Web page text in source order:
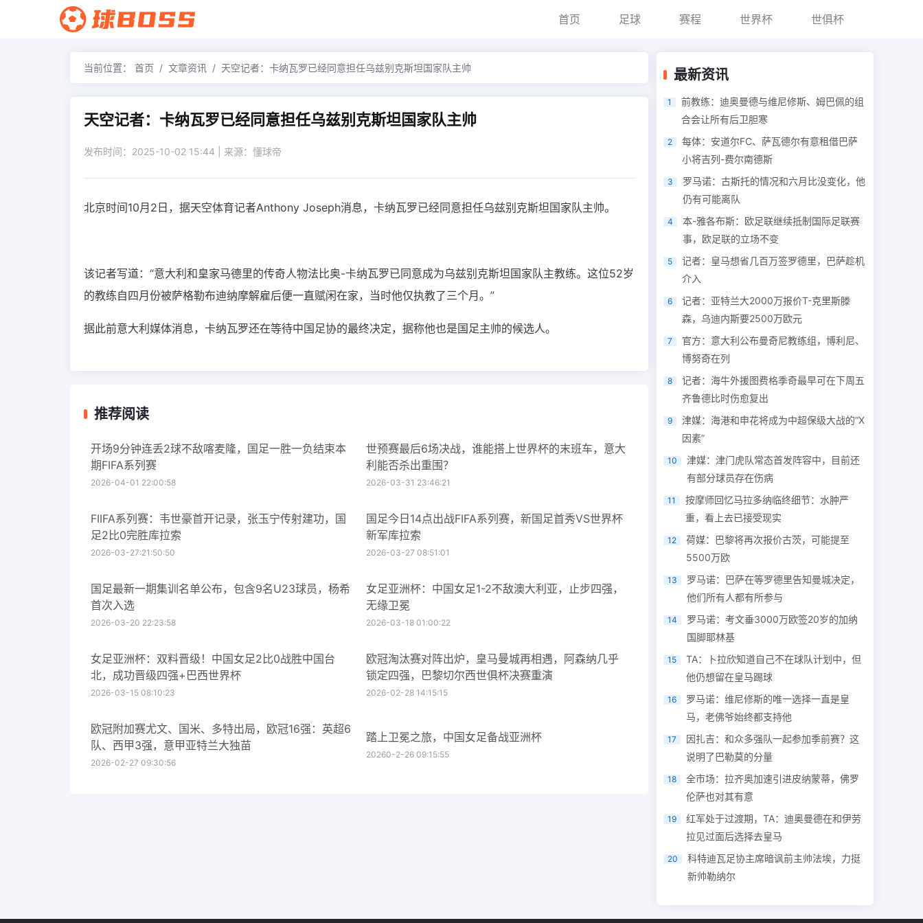
首页 足球 赛程 世界杯 世俱杯
当前位置： 首页 文章资讯 天空记者：卡纳瓦罗已经同意担任乌兹别克斯坦国家队主帅
天空记者：卡纳瓦罗已经同意担任乌兹别克斯坦国家队主帅
发布时间：2025-10-02 15:44 | 来源：懂球帝
北京时间10月2日，据天空体育记者Anthony Joseph消息，卡纳瓦罗已经同意担任乌兹别克斯坦国家队主帅。
该记者写道：“意大利和皇家马德里的传奇人物法比奥-卡纳瓦罗已同意成为乌兹别克斯坦国家队主教练。这位52岁
的教练自四月份被萨格勒布迪纳摩解雇后便一直赋闲在家，当时他仅执教了三个月。”
据此前意大利媒体消息，卡纳瓦罗还在等待中国足协的最终决定，据称他也是国足主帅的候选人。
推荐阅读
开场9分钟连丢2球不敌喀麦隆，国足一胜一负结束本
期FIFA系列赛
2026-04-01 22:00:58
世预赛最后6场决战，谁能搭上世界杯的末班车，意大
利能否杀出重围？
2026-03-31 23:46:21
FIIFA系列赛：韦世豪首开记录，张玉宁传射建功，国
足2比0完胜库拉索
2026-03-27:21:50:50
国足今日14点出战FIFA系列赛，新国足首秀VS世界杯
新军库拉索
2026-03-27 08:51:01
国足最新一期集训名单公布，包含9名U23球员，杨希
首次入选
2026-03-20 22:23:58
女足亚洲杯：中国女足1-2不敌澳大利亚，止步四强，
无缘卫冕
2026-03-18 01:00:22
女足亚洲杯：双料晋级！中国女足2比0战胜中国台
北，成功晋级四强+巴西世界杯
2026-03-15 08:10:23
欧冠淘汰赛对阵出炉，皇马曼城再相遇，阿森纳几乎
锁定四强，巴黎切尔西世俱杯决赛重演
2026-02-28 14:15:15
欧冠附加赛尤文、国米、多特出局，欧冠16强：英超6
队、西甲3强，意甲亚特兰大独苗
2026-02-27 09:30:56
踏上卫冕之旅，中国女足备战亚洲杯
20260-2-26 09:15:55
最新资讯
1
前教练：迪奥曼德与维尼修斯、姆巴佩的组
合会让所有后卫胆寒
2
每体：安道尔FC、萨瓦德尔有意租借巴萨
小将吉列-费尔南德斯
3
罗马诺：古斯托的情况和六月比没变化，他
仍有可能离队
4
本-雅各布斯：欧足联继续抵制国际足联赛
事，欧足联的立场不变
5
记者：皇马想省几百万签罗德里，巴萨趁机
介入
6
记者：亚特兰大2000万报价T-克里斯滕
森，乌迪内斯要2500万欧元
7
官方：意大利公布曼奇尼教练组，博利尼、
博努奇在列
8
记者：海牛外援图费格季奇最早可在下周五
齐鲁德比时伤愈复出
9
津媒：海港和申花将成为中超保级大战的“X
因素”
10
津媒：津门虎队常态首发阵容中，目前还
有部分球员存在伤病
11
按摩师回忆马拉多纳临终细节：水肿严
重，看上去已接受现实
12
荷媒：巴黎将再次报价古茨，可能提至
5500万欧
13
罗马诺：巴萨在等罗德里告知曼城决定，
他们所有人都有所参与
14
罗马诺：考文垂3000万欧签20岁的加纳
国脚耶林基
15
TA：卜拉欣知道自己不在球队计划中，但
他仍想留在皇马踢球
16
罗马诺：维尼修斯的唯一选择一直是皇
马，老佛爷始终都支持他
17
因扎吉：和众多强队一起参加季前赛？这
说明了巴勒莫的分量
18
全市场：拉齐奥加速引进皮纳蒙蒂，佛罗
伦萨也对其有意
19
红军处于过渡期，TA：迪奥曼德在和伊劳
拉见过面后选择去皇马
20
科特迪瓦足协主席暗讽前主帅法埃，力挺
新帅勒纳尔